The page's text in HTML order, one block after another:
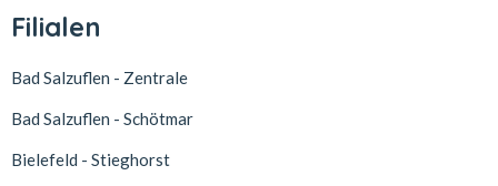
Filialen
Bad Salzuflen - Zentrale
Bad Salzuflen - Schötmar
Bielefeld - Stieghorst